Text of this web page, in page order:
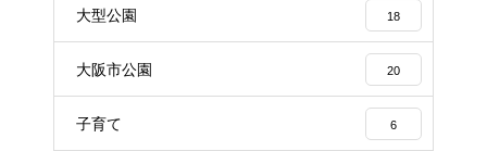
大型公園 18
大阪市公園 20
子育て 6